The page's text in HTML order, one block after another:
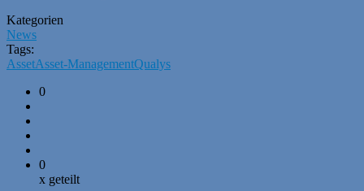
Kategorien
News
Tags:
AssetAsset-ManagementQualys
0
0
x geteilt